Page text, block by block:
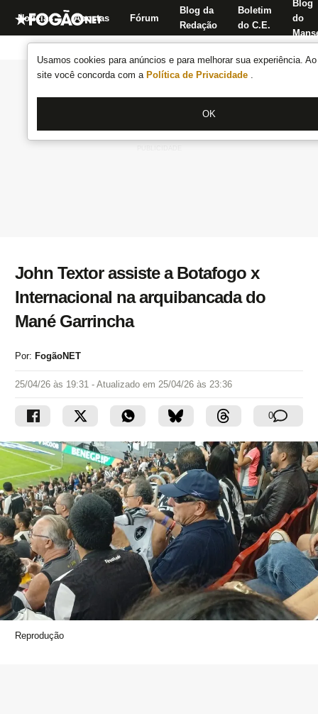
Usamos cookies para anúncios e para melhorar sua experiência.
site você concorda com a Política de Privacidade .
OK
Notícias Apostas Fórum
Blog da
Redação
Boletim
do C.E.
Blog
do
John Textor assiste a Botafogo x
Internacional na arquibancada do
Mané Garrincha
Por: FogãoNET
25/04/26 às 19:31 - Atualizado em 25/04/26 às 23:36
0
Reprodução